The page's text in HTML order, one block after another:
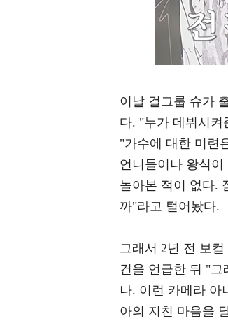
이날 걸그룹 슈가
다. "누가 데뷔시
"가수에 대한 미련
언니들이나 왕식
놀아본 적이 없다.
까"라고 털어놨다.
그래서 2년 전 보
건을 언급한 뒤 "
나. 이런 카메라 아
아의 지친 마음을